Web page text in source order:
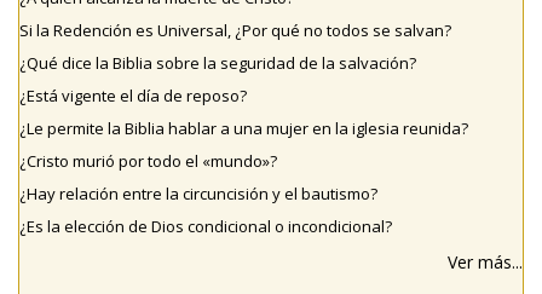
Si la Redención es Universal, ¿Por qué no todos se salvan?
¿Qué dice la Biblia sobre la seguridad de la salvación?
¿Está vigente el día de reposo?
¿Le permite la Biblia hablar a una mujer en la iglesia reunida?
¿Cristo murió por todo el «mundo»?
¿Hay relación entre la circuncisión y el bautismo?
¿Es la elección de Dios condicional o incondicional?
Ver más...